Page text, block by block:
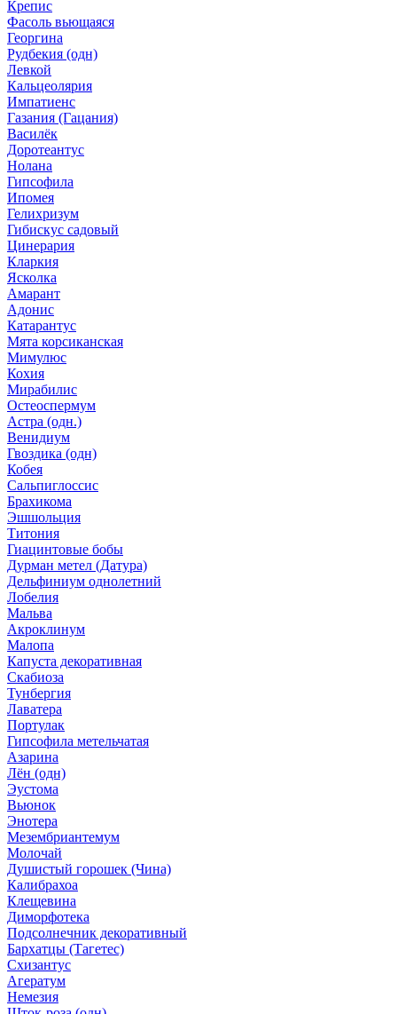
Крепис
Фасоль вьющаяся
Георгина
Рудбекия (одн)
Левкой
Кальцеолярия
Импатиенс
Газания (Гацания)
Василёк
Доротеантус
Нолана
Гипсофила
Ипомея
Гелихризум
Гибискус садовый
Цинерария
Кларкия
Ясколка
Амарант
Адонис
Катарантус
Мята корсиканская
Мимулюс
Кохия
Мирабилис
Остеоспермум
Астра (одн.)
Венидиум
Гвоздика (одн)
Кобея
Сальпиглоссис
Брахикома
Эшшольция
Титония
Гиацинтовые бобы
Дурман метел (Датура)
Дельфиниум однолетний
Лобелия
Мальва
Акроклинум
Малопа
Капуста декоративная
Скабиоза
Тунбергия
Лаватера
Портулак
Гипсофила метельчатая
Азарина
Лён (одн)
Эустома
Вьюнок
Энотера
Мезембриантемум
Молочай
Душистый горошек (Чина)
Калибрахоа
Клещевина
Диморфотека
Подсолнечник декоративный
Бархатцы (Тагетес)
Схизантус
Агератум
Немезия